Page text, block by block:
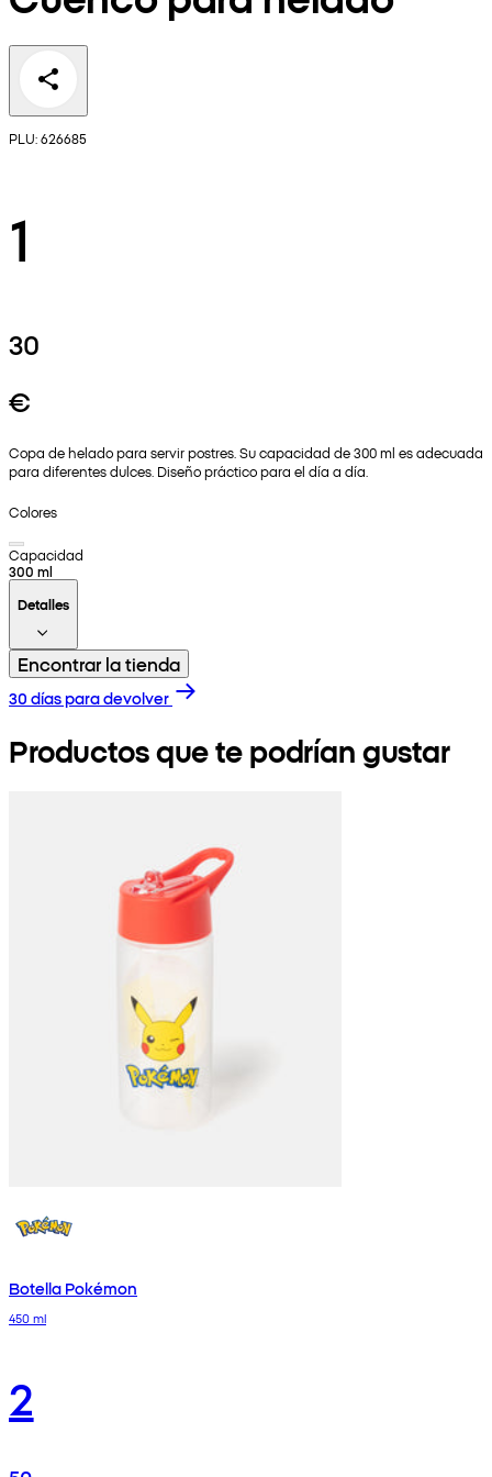
PLU: 626685
1
30
€
Copa de helado para servir postres. Su capacidad de 300 ml es adecuada
para diferentes dulces. Diseño práctico para el día a día.
Colores
Capacidad
300 ml
Detalles
Encontrar la tienda
30 días para devolver
Productos que te podrían gustar
Botella Pokémon
450 ml
2